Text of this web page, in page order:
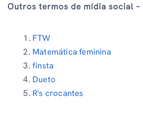
Outros termos de mídia social –
FTW
Matemática feminina
finsta
Dueto
R's crocantes